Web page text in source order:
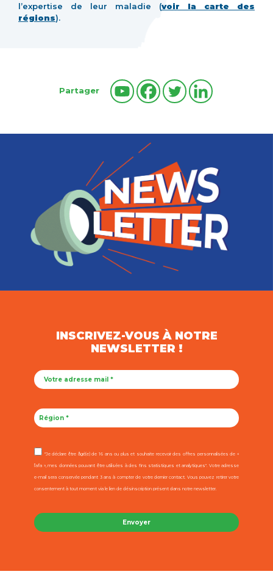
l’expertise de leur maladie (voir la carte des
régions).
Partager
INSCRIVEZ-VOUS À NOTRE
NEWSLETTER !
"Je déclare être âgé(e) de 16 ans ou plus et souhaite recevoir des offres personnalisées de «
l’afa », mes données pouvant être utilisées à des fins statistiques et analytiques". Votre adresse
e-mail sera conservée pendant 3 ans à compter de votre dernier contact. Vous pouvez retirer votre
consentement à tout moment via le lien de désinscription présent dans notre newsletter.